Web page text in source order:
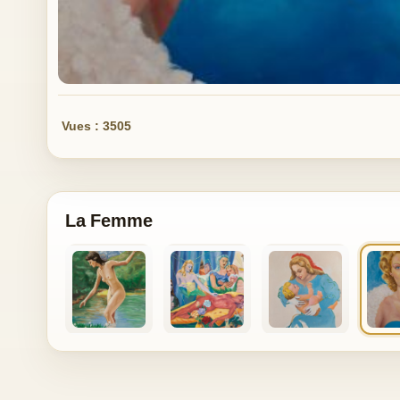
Vues : 3505
La Femme